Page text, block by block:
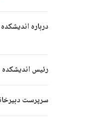
درباره اندیشکده
رئیس اندیشکده
سرپرست